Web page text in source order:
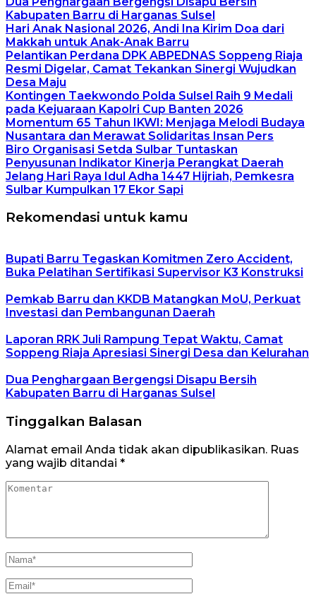
Kabupaten Barru di Harganas Sulsel
Hari Anak Nasional 2026, Andi Ina Kirim Doa dari
Makkah untuk Anak-Anak Barru
Pelantikan Perdana DPK ABPEDNAS Soppeng Riaja
Resmi Digelar, Camat Tekankan Sinergi Wujudkan
Desa Maju
Kontingen Taekwondo Polda Sulsel Raih 9 Medali
pada Kejuaraan Kapolri Cup Banten 2026
Momentum 65 Tahun IKWI: Menjaga Melodi Budaya
Nusantara dan Merawat Solidaritas Insan Pers
Biro Organisasi Setda Sulbar Tuntaskan
Penyusunan Indikator Kinerja Perangkat Daerah
Jelang Hari Raya Idul Adha 1447 Hijriah, Pemkesra
Sulbar Kumpulkan 17 Ekor Sapi
Rekomendasi untuk kamu
Bupati Barru Tegaskan Komitmen Zero Accident,
Buka Pelatihan Sertifikasi Supervisor K3 Konstruksi
Pemkab Barru dan KKDB Matangkan MoU, Perkuat
Investasi dan Pembangunan Daerah
Laporan RRK Juli Rampung Tepat Waktu, Camat
Soppeng Riaja Apresiasi Sinergi Desa dan Kelurahan
Dua Penghargaan Bergengsi Disapu Bersih
Kabupaten Barru di Harganas Sulsel
Tinggalkan Balasan
Alamat email Anda tidak akan dipublikasikan. Ruas
yang wajib ditandai *